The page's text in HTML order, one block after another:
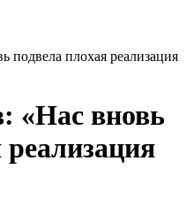
подвела плохая реализация
«Нас вновь
реализация